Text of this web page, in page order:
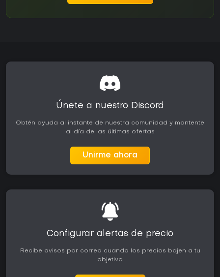
Únete a nuestro Discord
Obtén ayuda al instante de nuestra comunidad y mantente
al día de las últimas ofertas
Unirme ahora
Configurar alertas de precio
Recibe avisos por correo cuando los precios bajen a tu
objetivo